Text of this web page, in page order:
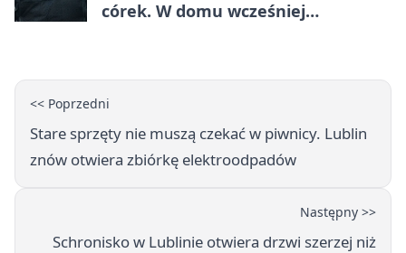
córek. W domu wcześniej
<< Poprzedni
Stare sprzęty nie muszą czekać w piwnicy. Lublin
znów otwiera zbiórkę elektroodpadów
Następny >>
Schronisko w Lublinie otwiera drzwi szerzej niż